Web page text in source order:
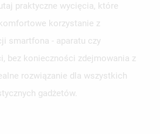
praktyczne wycięcia, które
korzystanie z
smartfona - aparatu czy
bez konieczności zdejmowania z
rozwiązanie dla wszystkich
gadżetów.